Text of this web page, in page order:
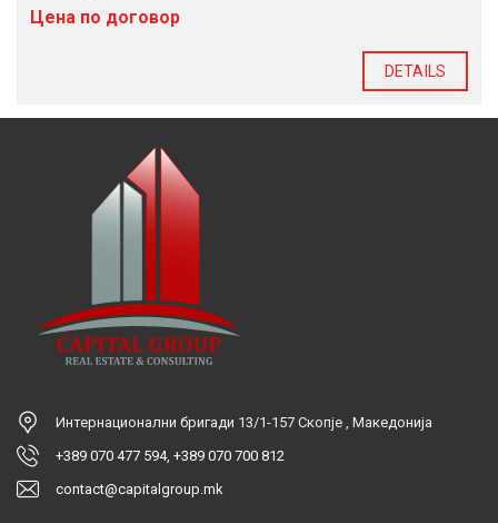
Цена по договор
DETAILS
Интернационални бригади 13/1-157 Скопје , Македонија
+389 070 477 594, +389 070 700 812
contact@capitalgroup.mk